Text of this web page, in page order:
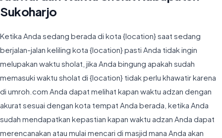
Sukoharjo
Ketika Anda sedang berada di kota {location} saat sedang
berjalan-jalan keliling kota {location} pasti Anda tidak ingin
melupakan waktu sholat, jika Anda bingung apakah sudah
memasuki waktu sholat di {location} tidak perlu khawatir karena
di umroh.com Anda dapat melihat kapan waktu adzan dengan
akurat sesuai dengan kota tempat Anda berada, ketika Anda
sudah mendapatkan kepastian kapan waktu adzan Anda dapat
merencanakan atau mulai mencari di masjid mana Anda akan